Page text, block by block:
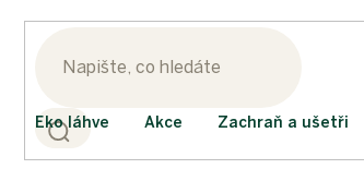
Eko láhve Akce Zachraň a ušetři